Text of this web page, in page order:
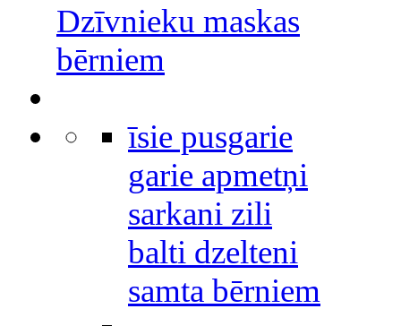
Dzīvnieku maskas
bērniem
īsie pusgarie
garie apmetņi
sarkani zili
balti dzelteni
samta bērniem